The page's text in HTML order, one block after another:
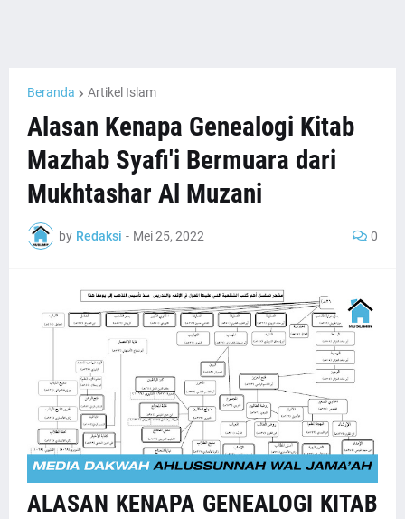
Beranda Artikel Islam
Alasan Kenapa Genealogi Kitab
Mazhab Syafi'i Bermuara dari
Mukhtashar Al Muzani
by Redaksi - Mei 25, 2022 0
ALASAN KENAPA GENEALOGI KITAB